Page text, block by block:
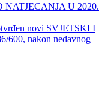
U 2020.
novi SVJETSKI I
600, nakon nedavnog